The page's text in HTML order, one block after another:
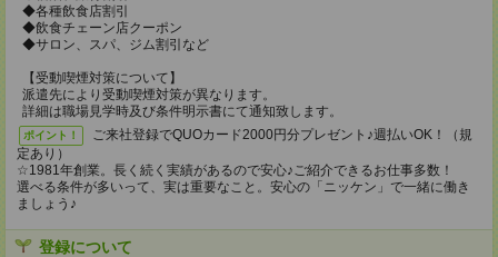
◆各種飲食店割引
◆飲食チェーン店クーポン
◆サロン、スパ、ジム割引など
【受動喫煙対策について】
派遣先により受動喫煙対策が異なります。
詳細は職場見学時及び条件明示書にて通知致します。
ポイント！
ご来社登録でQUOカード2000円分プレゼント♪週払いOK！（規
定あり）
☆1981年創業。長く続く実績があるので安心♪ご紹介できるお仕事多数！
選べる条件が多いって、実は重要なこと。安心の「ニッケン」で一緒に働き
ましょう♪
登録について